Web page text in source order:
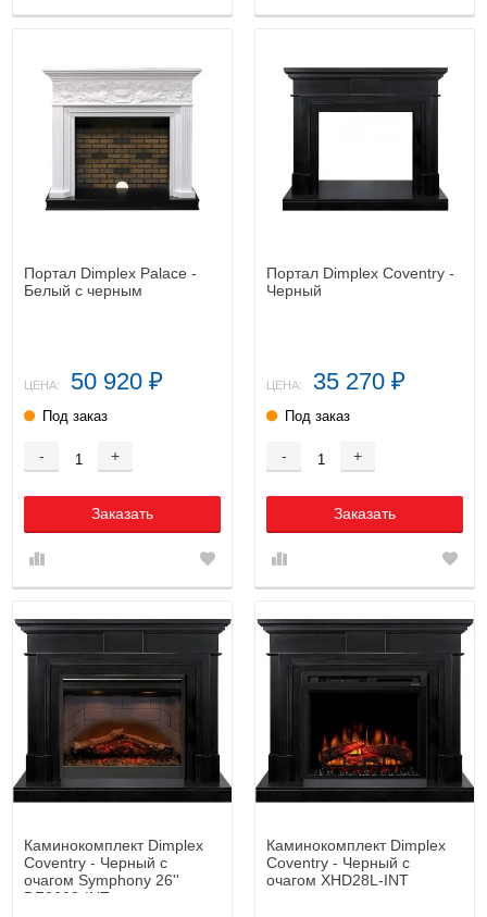
Портал Dimplex Palace -
Белый с черным
ЦЕНА: 50 920 ₽
Под заказ
- +
Заказать
Портал Dimplex Coventry -
Черный
ЦЕНА: 35 270 ₽
Под заказ
- +
Заказать
Каминокомплект Dimplex
Coventry - Черный с
очагом Symphony 26''
DF2608-INT
Каминокомплект Dimplex
Coventry - Черный с
очагом XHD28L-INT